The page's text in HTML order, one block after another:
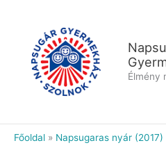
Élmény
Főoldal Napsugaras nyár